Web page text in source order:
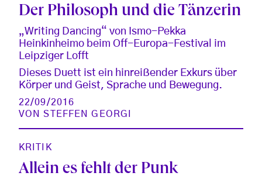
Der Philosoph und die Tänzerin
„Writing Dancing“ von Ismo-Pekka
Heinkinheimo beim Off-Europa-Festival im
Leipziger Lofft
Dieses Duett ist ein hinreißender Exkurs über
Körper und Geist, Sprache und Bewegung.
22/09/2016
VONSTEFFEN GEORGI
KRITIK
Allein es fehlt der Punk